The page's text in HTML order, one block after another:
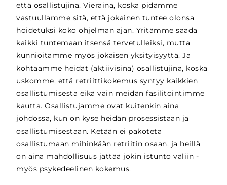
että osallistujina. Vieraina, koska pidämme
vastuullamme sitä, että jokainen tuntee olonsa
hoidetuksi koko ohjelman ajan. Yritämme saada
kaikki tuntemaan itsensä tervetulleiksi, mutta
kunnioitamme myös jokaisen yksityisyyttä. Ja
kohtaamme heidät (aktiivisina) osallistujina, koska
uskomme, että retriittikokemus syntyy kaikkien
osallistumisesta eikä vain meidän fasilitointimme
kautta. Osallistujamme ovat kuitenkin aina
johdossa, kun on kyse heidän prosessistaan ja
osallistumisestaan. Ketään ei pakoteta
osallistumaan mihinkään retriitin osaan, ja heillä
on aina mahdollisuus jättää jokin istunto väliin -
myös psykedeelinen kokemus.